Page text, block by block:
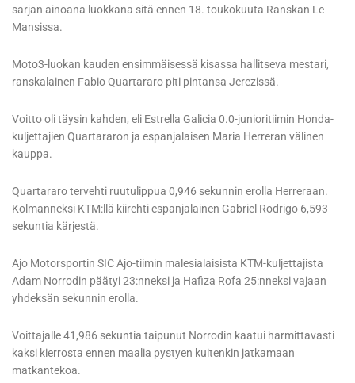
sarjan ainoana luokkana sitä ennen 18. toukokuuta Ranskan Le
Mansissa.
Moto3-luokan kauden ensimmäisessä kisassa hallitseva mestari,
ranskalainen Fabio Quartararo piti pintansa Jerezissä.
Voitto oli täysin kahden, eli Estrella Galicia 0.0-junioritiimin Honda-
kuljettajien Quartararon ja espanjalaisen Maria Herreran välinen
kauppa.
Quartararo tervehti ruutulippua 0,946 sekunnin erolla Herreraan.
Kolmanneksi KTM:llä kiirehti espanjalainen Gabriel Rodrigo 6,593
sekuntia kärjestä.
Ajo Motorsportin SIC Ajo-tiimin malesialaisista KTM-kuljettajista
Adam Norrodin päätyi 23:nneksi ja Hafiza Rofa 25:nneksi vajaan
yhdeksän sekunnin erolla.
Voittajalle 41,986 sekuntia taipunut Norrodin kaatui harmittavasti
kaksi kierrosta ennen maalia pystyen kuitenkin jatkamaan
matkantekoa.